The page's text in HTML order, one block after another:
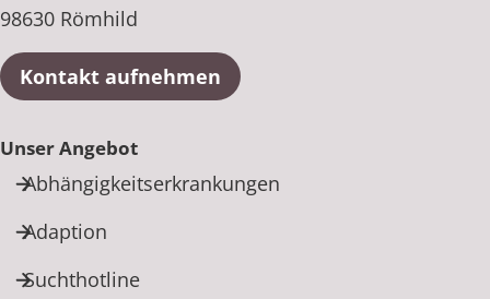
98630 Römhild
Kontakt aufnehmen
Unser Angebot
Abhängigkeitserkrankungen
Adaption
Suchthotline